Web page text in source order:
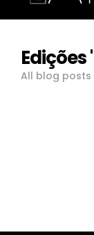
Edições
All blog posts